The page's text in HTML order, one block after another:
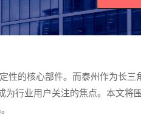
性的核心部件。而泰州作为长三
行业用户关注的焦点。本文将